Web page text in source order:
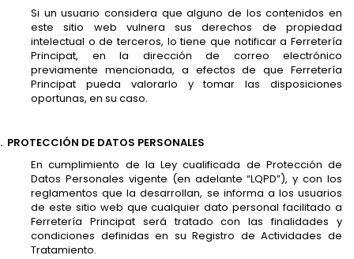
Si un usuario considera que alguno de los contenidos en
este sitio web vulnera sus derechos de propiedad
intelectual o de terceros, lo tiene que notificar a Ferretería
Principat, en la dirección de correo electrónico
previamente mencionada, a efectos de que Ferretería
Principat pueda valorarlo y tomar las disposiciones
oportunas, en su caso.
PROTECCIÓN DE DATOS PERSONALES
En cumplimiento de la Ley cualificada de Protección de
Datos Personales vigente (en adelante “LQPD”), y con los
reglamentos que la desarrollan, se informa a los usuarios
de este sitio web que cualquier dato personal facilitado a
Ferretería Principat será tratado con las finalidades y
condiciones definidas en su Registro de Actividades de
Tratamiento.